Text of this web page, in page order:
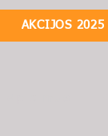
AKCIJOS 2025